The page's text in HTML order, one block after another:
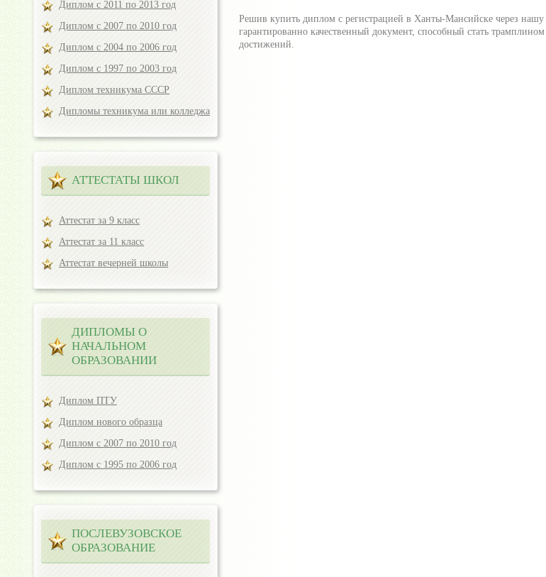
Решив купить диплом с регистрацией в Ханты-Мансийске через
гарантированно качественный документ, способный стать
достижений.
Диплом с 2011 по 2013 год
Диплом с 2007 по 2010 год
Диплом с 2004 по 2006 год
Диплом с 1997 по 2003 год
Диплом техникума СССР
Дипломы техникума или колледжа
АТТЕСТАТЫ ШКОЛ
Аттестат за 9 класс
Аттестат за 11 класс
Аттестат вечерней школы
ДИПЛОМЫ О
НАЧАЛЬНОМ
ОБРАЗОВАНИИ
Диплом ПТУ
Диплом нового образца
Диплом с 2007 по 2010 год
Диплом с 1995 по 2006 год
ПОСЛЕВУЗОВСКОЕ
ОБРАЗОВАНИЕ